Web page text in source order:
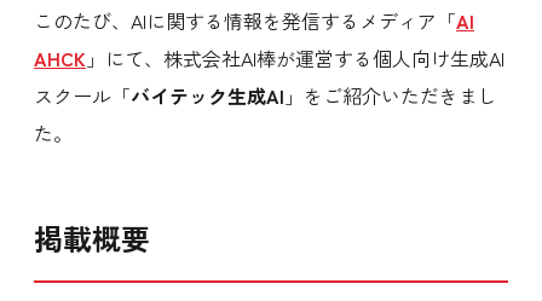
このたび、AIに関する情報を発信するメディア「AI
AHCK 」にて、株式会社AI棒が運営する個人向け生成AI
スクール「バイテック生成AI 」をご紹介いただきまし
た。
掲載概要